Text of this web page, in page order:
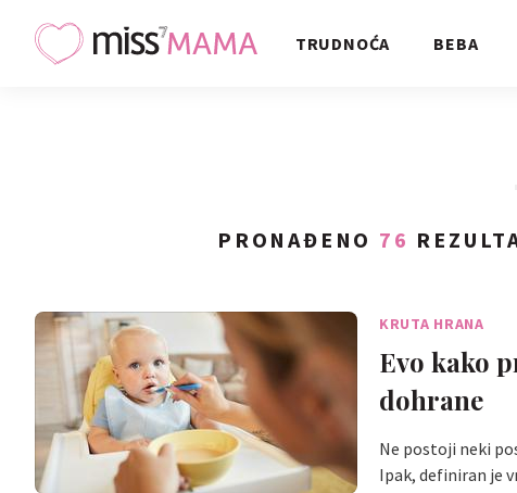
TRUDNOĆA BEBA
PRONAĐENO 76
KRUTA HRANA
Evo kako
dohrane
Ne postoji neki
Ipak, definiran je